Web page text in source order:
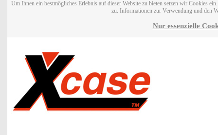
Um Ihnen ein bestmögliches Erlebnis auf dieser Website zu bieten setzen wir Cookies
zu. Informationen zur Verwendung und den
Nur essenzielle